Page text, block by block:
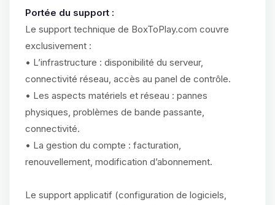
Portée du support :
Le support technique de BoxToPlay.com couvre
exclusivement :
• L’infrastructure : disponibilité du serveur,
connectivité réseau, accès au panel de contrôle.
• Les aspects matériels et réseau : pannes
physiques, problèmes de bande passante,
connectivité.
• La gestion du compte : facturation,
renouvellement, modification d’abonnement.
Le support applicatif (configuration de logiciels,